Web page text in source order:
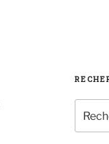
pour
: